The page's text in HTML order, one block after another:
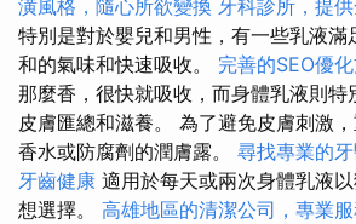
潢風格，隨心所欲變換 牙科診所，提
特別是對於嬰兒和男性，有一些乳液滿
和的氣味和快速吸收。 完善的SEO優
那麼香，很快就吸收，而身體乳液則特
皮膚匯總和滋養。 為了避免皮膚刺激
香水或防腐劑的潤膚露。 尋找專業的
牙齒健康 適用於每天或兩次身體乳液
想選擇。 高雄地區的清潔公司，專業